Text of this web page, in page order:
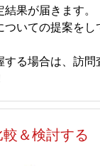
果が届きます。
いての提案をし
する場合は、訪問
較＆検討する